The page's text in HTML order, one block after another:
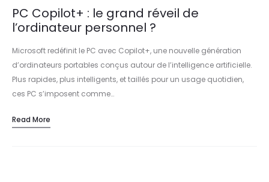
PC Copilot+ : le grand réveil de
l’ordinateur personnel ?
Microsoft redéfinit le PC avec Copilot+, une nouvelle génération
d’ordinateurs portables conçus autour de l’intelligence artificielle.
Plus rapides, plus intelligents, et taillés pour un usage quotidien,
ces PC s’imposent comme…
Read More